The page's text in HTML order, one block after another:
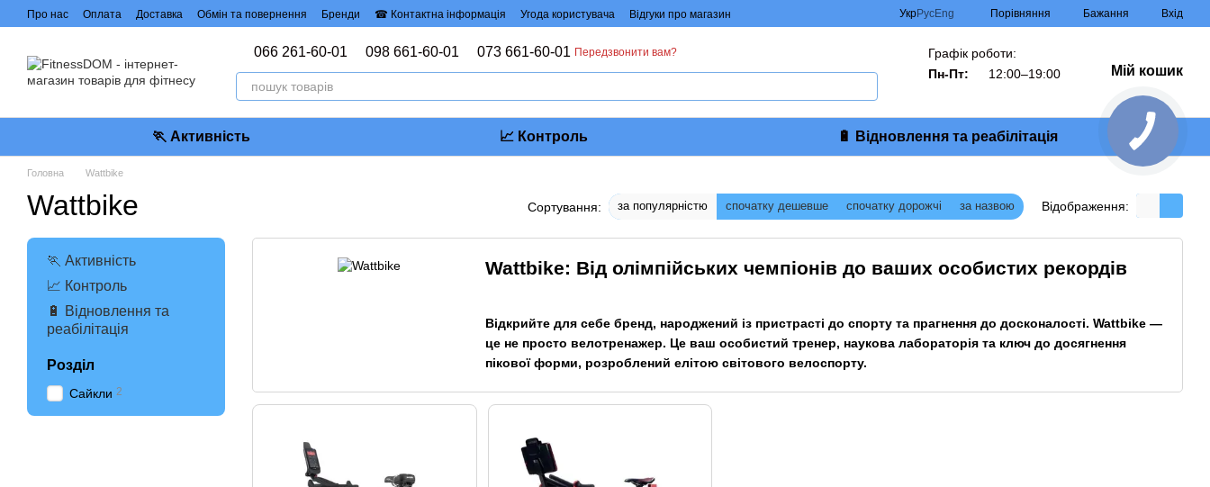
Перейти до основного контенту
Про нас Оплата Доставка Обмін та повернення Бренди ☎ Контактна інформація Угода користувача
Відгуки про магазин
УкрРусEng Порівняння Бажання Вхід
066 261-60-01 098 661-60-01 073 661-60-01 Передзвонити вам?
Графік роботи:
Пн-Пт:
12:00–19:00 Мій кошик
🏃 Активність 📈 Контроль 🔋 Відновлення та реабілітація
Головна Wattbike
Wattbike Сортування: за популярністю спочатку дешевше спочатку дорожчі за назвою Відображення:
Wattbike: Від олімпійських чемпіонів до ваших особистих рекордів
Відкрийте для себе бренд, народжений із пристрасті до спорту та прагнення до досконалості. Wattbike —
це не просто велотренажер. Це ваш особистий тренер, наукова лабораторія та ключ до досягнення
пікової форми, розроблений елітою світового велоспорту.
В основі кожного тренажера Wattbike лежить мрія. Мрія колишнього чемпіона світу з веслування
🏃 Активність
📈 Контроль
🔋 Відновлення та
реабілітація
Розділ
Сайкли 2